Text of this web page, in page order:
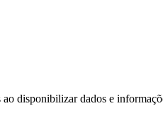
dados e